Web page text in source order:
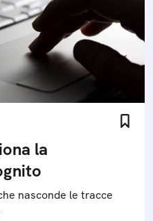
la
nasconde le tracce